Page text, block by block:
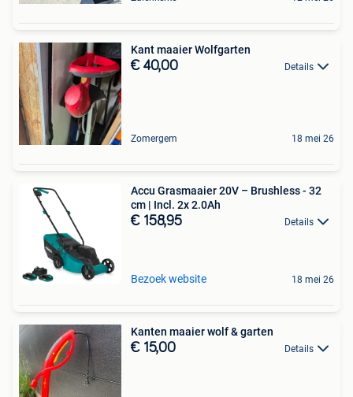
Kant maaier Wolfgarten
€ 40,00 Details
Zomergem 18 mei 26
Accu Grasmaaier 20V – Brushless - 32
cm | Incl. 2x 2.0Ah
€ 158,95 Details
Bezoek website 18 mei 26
Kanten maaier wolf & garten
€ 15,00 Details